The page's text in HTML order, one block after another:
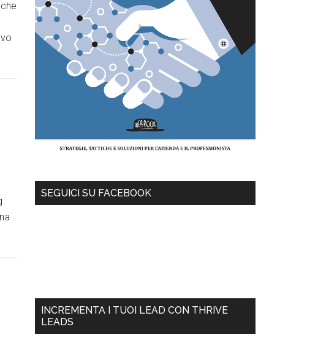
SEGUICI SU FACEBOOK
INCREMENTA I TUOI LEAD CON THRIVE
LEADS